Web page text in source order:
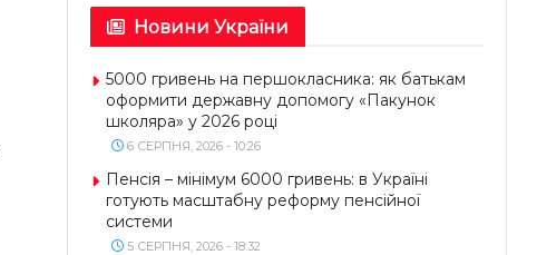
Новини України
5000 гривень на першокласника: як батькам
оформити державну допомогу «Пакунок
школяра» у 2026 році
6 СЕРПНЯ, 2026 - 10:26
Пенсія – мінімум 6000 гривень: в Україні
готують масштабну реформу пенсійної
системи
5 СЕРПНЯ, 2026 - 18:32